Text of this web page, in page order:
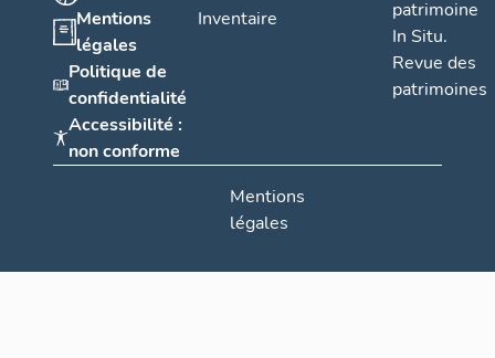
Mentions
légales
Politique de
confidentialité
Accessibilité :
non conforme
Inventaire
patrimoine
In Situ.
Revue des
patrimoines
Mentions
légales